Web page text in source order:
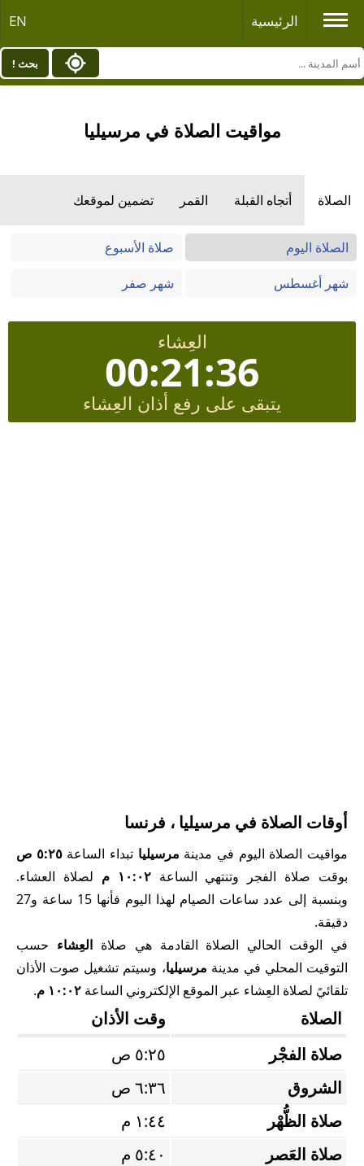
الرئيسية EN
بحث !
مواقيت الصلاة في مرسيليا
الصلاة أتجاه القبلة القمر تضمين لموقعك
الصلاة اليوم
صلاة الأسبوع
شهر أغسطس
شهر صفر
العِشاء
00:21:36
يتبقى على رفع أذان العِشاء
أوقات الصلاة في مرسيليا ، فرنسا
مواقيت الصلاة اليوم في مدينة مرسيليا تبداء الساعة٥:٢٥ ص
بوقت صلاة الفجر وتنتهي الساعة١٠:٠٢ م
لصلاة العشاء.
وبنسبة إلى عدد ساعات الصيام لهذا اليوم فأنها 15 ساعة و27
دقيقة.
في الوقت الحالي الصلاة القادمة هي صلاةالعِشاء حسب
التوقيت المحلي في مدينة مرسيليا، وسيتم تشغيل صوت الأذان
تلقائيً لصلاة العِشاء عبر الموقع الإلكتروني الساعة ١٠:٠٢ م .
الصلاة
وقت الأذان
صلاة الفجْر
٥:٢٥ ص
الشروق
٦:٣٦ ص
صلاة الظُّهْر
١:٤٤ م
صلاة العَصر
٥:٤٠ م